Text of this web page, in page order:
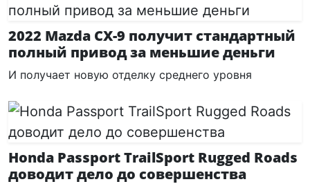
2022 Mazda CX-9 получит стандартный
полный привод за меньшие деньги
И получает новую отделку среднего уровня
Honda Passport TrailSport Rugged Roads
доводит дело до совершенства